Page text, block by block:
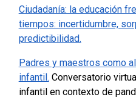
Ciudadanía: la educación
tiempos: incertidumbre,
predictibilidad.
Padres y maestros como
infantil. Conversatorio
infantil en contexto de